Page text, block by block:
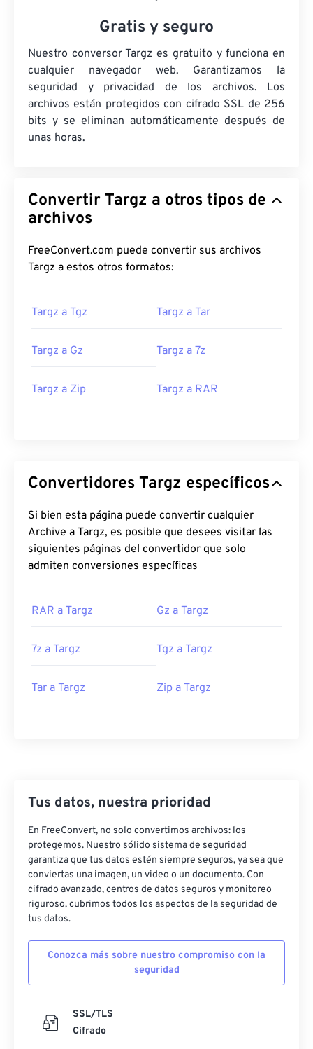
Gratis y seguro
Nuestro conversor Targz es gratuito y funciona en
cualquier navegador web. Garantizamos la
seguridad y privacidad de los archivos. Los
archivos están protegidos con cifrado SSL de 256
bits y se eliminan automáticamente después de
unas horas.
Convertir Targz a otros tipos de
archivos
FreeConvert.com puede convertir sus archivos
Targz a estos otros formatos:
Targz a Tgz Targz a Tar
Targz a Gz Targz a 7z
Targz a Zip Targz a RAR
Convertidores Targz específicos
Si bien esta página puede convertir cualquier
Archive a Targz, es posible que desees visitar las
siguientes páginas del convertidor que solo
admiten conversiones específicas
RAR a Targz Gz a Targz
7z a Targz Tgz a Targz
Tar a Targz Zip a Targz
Tus datos, nuestra prioridad
En FreeConvert, no solo convertimos archivos: los
protegemos. Nuestro sólido sistema de seguridad
garantiza que tus datos estén siempre seguros, ya sea que
conviertas una imagen, un video o un documento. Con
cifrado avanzado, centros de datos seguros y monitoreo
riguroso, cubrimos todos los aspectos de la seguridad de
tus datos.
Conozca más sobre nuestro compromiso con la
seguridad
SSL/TLS
Cifrado